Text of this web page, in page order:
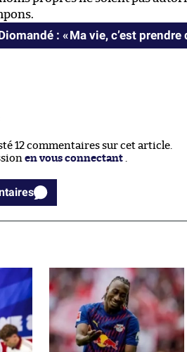
: « Ma vie, c’est prendre
12 commentaires sur cet article.
en vous connectant